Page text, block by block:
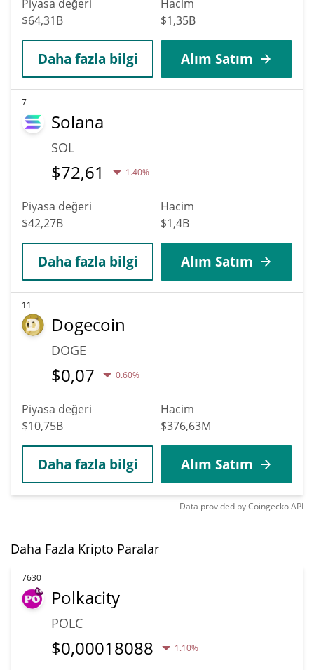
Piyasa değeri
$64,31B
Hacim
$1,35B
Daha fazla bilgi Alım Satım
7
Solana
SOL
$72,61 1.40%
Piyasa değeri
$42,27B
Hacim
$1,4B
Daha fazla bilgi Alım Satım
11
Dogecoin
DOGE
$0,07 0.60%
Piyasa değeri
$10,75B
Hacim
$376,63M
Daha fazla bilgi Alım Satım
Data provided byCoingeckoAPI
Daha Fazla Kripto Paralar
7630
Polkacity
POLC
$0,00018088 1.10%